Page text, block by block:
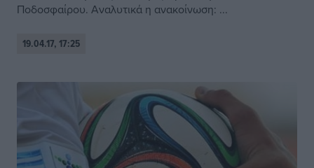
Ποδοσφαίρου. Αναλυτικά η ανακοίνωση: ...
19.04.17, 17:25